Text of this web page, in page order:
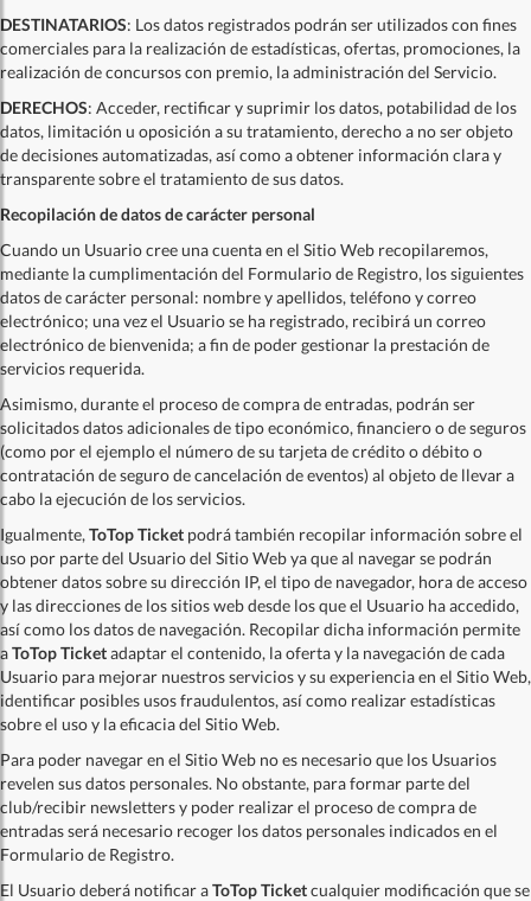
DESTINATARIOS: Los datos registrados podrán ser utilizados con fines
comerciales para la realización de estadísticas, ofertas, promociones, la
realización de concursos con premio, la administración del Servicio.
DERECHOS: Acceder, rectificar y suprimir los datos, potabilidad de los
datos, limitación u oposición a su tratamiento, derecho a no ser objeto
de decisiones automatizadas, así como a obtener información clara y
transparente sobre el tratamiento de sus datos.
Recopilación de datos de carácter personal
Cuando un Usuario cree una cuenta en el Sitio Web recopilaremos,
mediante la cumplimentación del Formulario de Registro, los siguientes
datos de carácter personal: nombre y apellidos, teléfono y correo
electrónico; una vez el Usuario se ha registrado, recibirá un correo
electrónico de bienvenida; a fin de poder gestionar la prestación de
servicios requerida.
Asimismo, durante el proceso de compra de entradas, podrán ser
solicitados datos adicionales de tipo económico, financiero o de seguros
(como por el ejemplo el número de su tarjeta de crédito o débito o
contratación de seguro de cancelación de eventos) al objeto de llevar a
cabo la ejecución de los servicios.
Igualmente, ToTop Ticket podrá también recopilar información sobre el
uso por parte del Usuario del Sitio Web ya que al navegar se podrán
obtener datos sobre su dirección IP, el tipo de navegador, hora de acceso
y las direcciones de los sitios web desde los que el Usuario ha accedido,
así como los datos de navegación. Recopilar dicha información permite
aToTop Ticketadaptar el contenido, la oferta y la navegación de cada
Usuario para mejorar nuestros servicios y su experiencia en el Sitio Web,
identificar posibles usos fraudulentos, así como realizar estadísticas
sobre el uso y la eficacia del Sitio Web.
Para poder navegar en el Sitio Web no es necesario que los Usuarios
revelen sus datos personales. No obstante, para formar parte del
club/recibir newsletters y poder realizar el proceso de compra de
entradas será necesario recoger los datos personales indicados en el
Formulario de Registro.
El Usuario deberá notificar aToTop Ticketcualquier modificación que se